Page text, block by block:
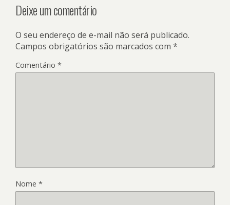
Deixe um comentário
O seu endereço de e-mail não será publicado.
Campos obrigatórios são marcados com *
Comentário *
Nome *